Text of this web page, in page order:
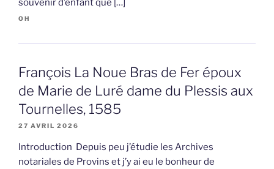
souvenir d’enfant que […]
OH
François La Noue Bras de Fer époux
de Marie de Luré dame du Plessis aux
Tournelles, 1585
27 AVRIL 2026
Introduction Depuis peu j’étudie les Archives
notariales de Provins et j’y ai eu le bonheur de